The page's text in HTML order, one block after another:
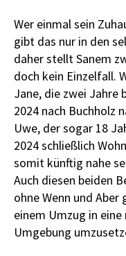
Wer einmal sein
gibt das nur in den
daher stellt Sanem
doch kein Einzelfall.
Jane, die zwei Jahre
2024 nach Buchholz
Uwe, der sogar 18
2024 schließlich
somit künftig nahe
Auch diesen beiden
ohne Wenn und Aber
einem Umzug in
Umgebung